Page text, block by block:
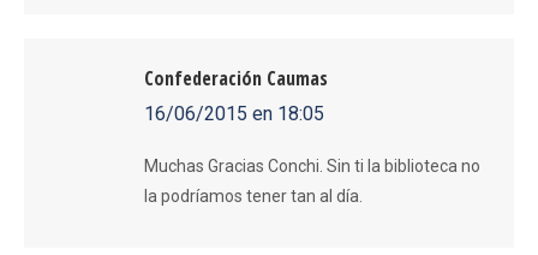
Confederación Caumas
dice:
16/06/2015 en 18:05
Muchas Gracias Conchi. Sin ti la biblioteca no
la podríamos tener tan al día.